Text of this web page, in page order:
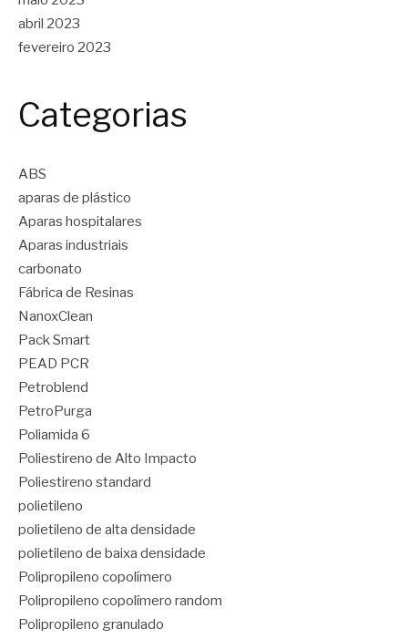
abril 2023
fevereiro 2023
Categorias
ABS
aparas de plástico
Aparas hospitalares
Aparas industriais
carbonato
Fábrica de Resinas
NanoxClean
Pack Smart
PEAD PCR
Petroblend
PetroPurga
Poliamida 6
Poliestireno de Alto Impacto
Poliestireno standard
polietileno
polietileno de alta densidade
polietileno de baixa densidade
Polipropileno copolímero
Polipropileno copolímero random
Polipropileno granulado